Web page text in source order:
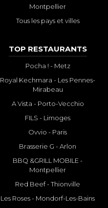
Montpellier
Tous les pays et villes
TOP RESTAURANTS
Pocha ! - Metz
Royal Kechmara - Les Pennes-
Mirabeau
A Vista - Porto-Vecchio
FILS - Limoges
Ovvio - Paris
Brasserie G - Arlon
BBQ &GRILL MOBILE -
Montpellier
Red Beef - Thionville
Les Roses - Mondorf-Les-Bains